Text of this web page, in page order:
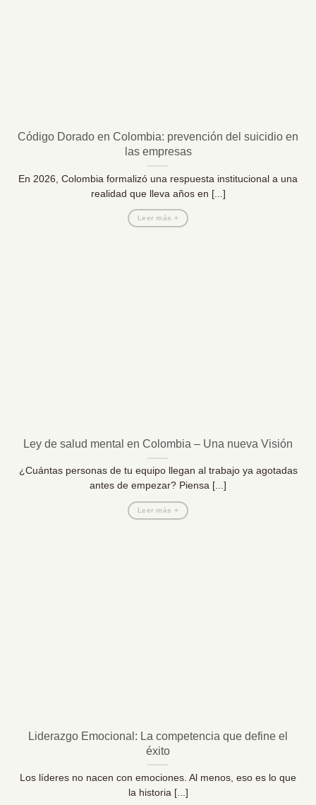
Código Dorado en Colombia: prevención del suicidio en
las empresas
En 2026, Colombia formalizó una respuesta institucional a una
realidad que lleva años en [...]
Leer más +
Ley de salud mental en Colombia – Una nueva Visión
¿Cuántas personas de tu equipo llegan al trabajo ya agotadas
antes de empezar? Piensa [...]
Leer más +
Liderazgo Emocional: La competencia que define el
éxito
Los líderes no nacen con emociones. Al menos, eso es lo que
la historia [...]